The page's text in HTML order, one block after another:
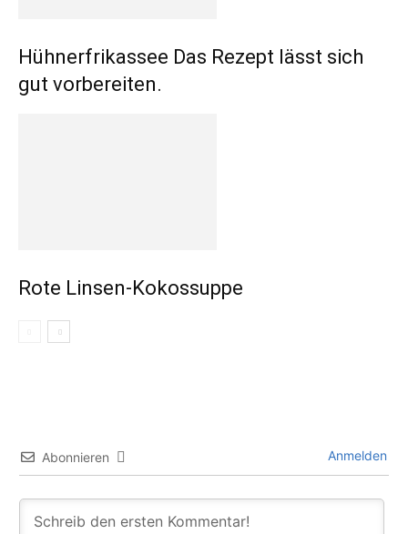
Hühnerfrikassee Das Rezept lässt sich
gut vorbereiten.
Rote Linsen-Kokossuppe
Abonnieren Anmelden